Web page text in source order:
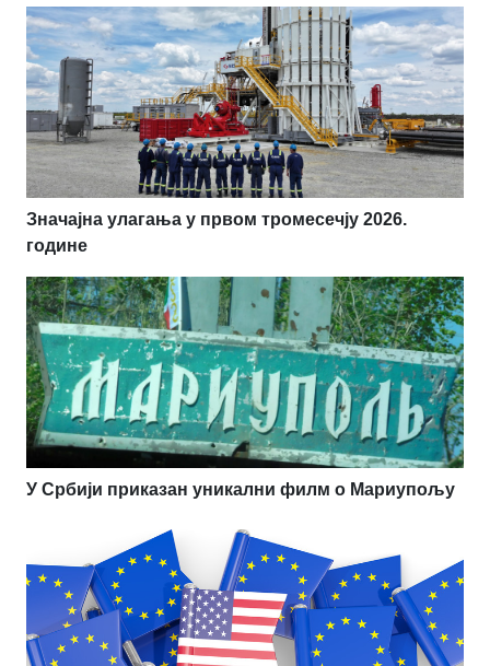
Значајна улагања у првом тромесечју 2026.
године
У Србији приказан уникални филм о Мариупољу